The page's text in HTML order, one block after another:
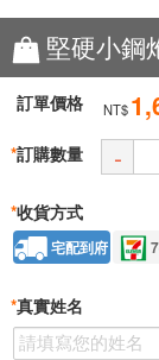
堅硬小鋼炮
訂單價格 NT$
訂購數量
* -
收貨方式
*
宅配到府
真實姓名
*